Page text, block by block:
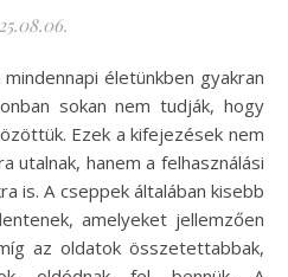
sokan nem tudják, hogy
Ezek a kifejezések nem
utalnak, hanem a felhasználási
is. A cseppek általában kisebb
amelyeket jellemzően
az oldatok összetettabbak,